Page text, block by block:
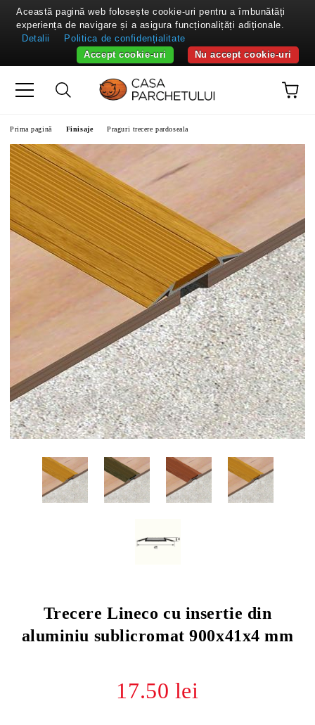
Prima pagină Finisaje Praguri trecere pardoseala
Trecere Lineco cu insertie din
aluminiu sublicromat 900x41x4 mm
17.50 lei
Această pagină web folosește cookie-uri pentru a îmbunătăți
experiența de navigare și a asigura funcționalițăți adiționale.
Detalii
Politica de confidențialitate
Nu accept cookie-uri
Accept cookie-uri